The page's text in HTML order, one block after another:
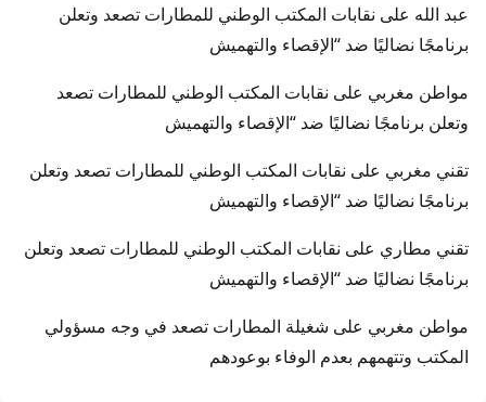
عبد الله على نقابات المكتب الوطني للمطارات تصعد وتعلن
برنامجًا نضاليًا ضد “الإقصاء والتهميش
مواطن مغربي على نقابات المكتب الوطني للمطارات تصعد
وتعلن برنامجًا نضاليًا ضد “الإقصاء والتهميش
تقني مغربي على نقابات المكتب الوطني للمطارات تصعد وتعلن
برنامجًا نضاليًا ضد “الإقصاء والتهميش
تقني مطاري على نقابات المكتب الوطني للمطارات تصعد وتعلن
برنامجًا نضاليًا ضد “الإقصاء والتهميش
مواطن مغربي على شغيلة المطارات تصعد في وجه مسؤولي
المكتب وتتهمهم بعدم الوفاء بوعودهم